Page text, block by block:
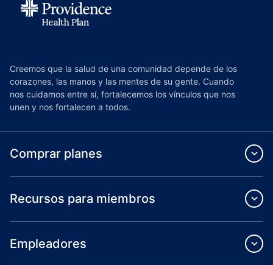
Creemos que la salud de una comunidad depende de los
corazones, las manos y las mentes de su gente. Cuando
nos cuidamos entre sí, fortalecemos los vínculos que nos
unen y nos fortalecen a todos.
Comprar planes
Recursos para miembros
Empleadores